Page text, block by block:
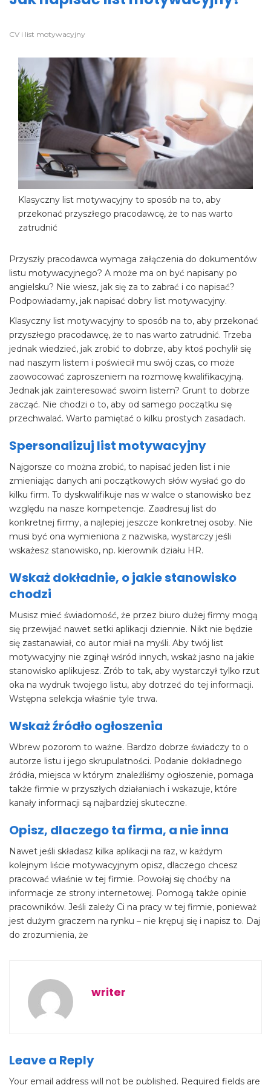
CV i list motywacyjny
Klasyczny list motywacyjny to sposób na to, aby
przekonać przyszłego pracodawcę, że to nas warto
zatrudnić
Przyszły pracodawca wymaga załączenia do dokumentów
listu motywacyjnego? A może ma on być napisany po
angielsku? Nie wiesz, jak się za to zabrać i co napisać?
Podpowiadamy, jak napisać dobry list motywacyjny.
Klasyczny list motywacyjny to sposób na to, aby przekonać
przyszłego pracodawcę, że to nas warto zatrudnić. Trzeba
jednak wiedzieć, jak zrobić to dobrze, aby ktoś pochylił się
nad naszym listem i poświecił mu swój czas, co może
zaowocować zaproszeniem na rozmowę kwalifikacyjną.
Jednak jak zainteresować swoim listem? Grunt to dobrze
zacząć. Nie chodzi o to, aby od samego początku się
przechwalać. Warto pamiętać o kilku prostych zasadach.
Spersonalizuj list motywacyjny
Najgorsze co można zrobić, to napisać jeden list i nie
zmieniając danych ani początkowych słów wysłać go do
kilku firm. To dyskwalifikuje nas w walce o stanowisko bez
względu na nasze kompetencje. Zaadresuj list do
konkretnej firmy, a najlepiej jeszcze konkretnej osoby. Nie
musi być ona wymieniona z nazwiska, wystarczy jeśli
wskażesz stanowisko, np. kierownik działu HR.
Wskaż dokładnie, o jakie stanowisko
chodzi
Musisz mieć świadomość, że przez biuro dużej firmy mogą
się przewijać nawet setki aplikacji dziennie. Nikt nie będzie
się zastanawiał, co autor miał na myśli. Aby twój list
motywacyjny nie zginął wśród innych, wskaż jasno na jakie
stanowisko aplikujesz. Zrób to tak, aby wystarczył tylko rzut
oka na wydruk twojego listu, aby dotrzeć do tej informacji.
Wstępna selekcja właśnie tyle trwa.
Wskaż źródło ogłoszenia
Wbrew pozorom to ważne. Bardzo dobrze świadczy to o
autorze listu i jego skrupulatności. Podanie dokładnego
źródła, miejsca w którym znaleźliśmy ogłoszenie, pomaga
także firmie w przyszłych działaniach i wskazuje, które
kanały informacji są najbardziej skuteczne.
Opisz, dlaczego ta firma, a nie inna
Nawet jeśli składasz kilka aplikacji na raz, w każdym
kolejnym liście motywacyjnym opisz, dlaczego chcesz
pracować właśnie w tej firmie. Powołaj się choćby na
informacje ze strony internetowej. Pomogą także opinie
pracowników. Jeśli zależy Ci na pracy w tej firmie, ponieważ
jest dużym graczem na rynku – nie krępuj się i napisz to. Daj
do zrozumienia, że
writer
Leave a Reply
Your email address will not be published. Required fields are